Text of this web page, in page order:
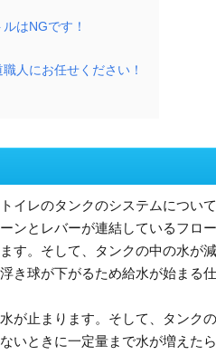
はNGです！
人にお任せください！
イレのタンクのシステムについ
ンとレバーが連結しているフロ
す。そして、タンクの中の水が
き球が下がるため給水が始まる仕
が止まります。そして、タンク
いときに一定量まで水が増えた